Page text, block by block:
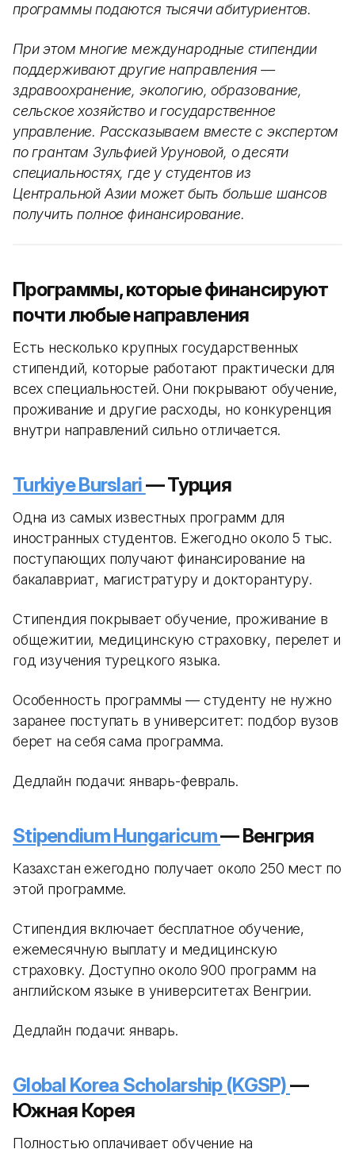
программы подаются тысячи абитуриентов.
При этом многие международные стипендии
поддерживают другие направления —
здравоохранение, экологию, образование,
сельское хозяйство и государственное
управление. Рассказываем вместе с экспертом
по грантам Зульфией Уруновой, о десяти
специальностях, где у студентов из
Центральной Азии может быть больше шансов
получить полное финансирование.
Программы, которые финансируют
почти любые направления
Есть несколько крупных государственных
стипендий, которые работают практически для
всех специальностей. Они покрывают обучение,
проживание и другие расходы, но конкуренция
внутри направлений сильно отличается.
Turkiye Burslari— Турция
Одна из самых известных программ для
иностранных студентов. Ежегодно около 5 тыс.
поступающих получают финансирование на
бакалавриат, магистратуру и докторантуру.
Стипендия покрывает обучение, проживание в
общежитии, медицинскую страховку, перелет и
год изучения турецкого языка.
Особенность программы — студенту не нужно
заранее поступать в университет: подбор вузов
берет на себя сама программа.
Дедлайн подачи: январь-февраль.
Stipendium Hungaricum— Венгрия
Казахстан ежегодно получает около 250 мест по
этой программе.
Стипендия включает бесплатное обучение,
ежемесячную выплату и медицинскую
страховку. Доступно около 900 программ на
английском языке в университетах Венгрии.
Дедлайн подачи: январь.
Global Korea Scholarship (KGSP)—
Южная Корея
Полностью оплачивает обучение на